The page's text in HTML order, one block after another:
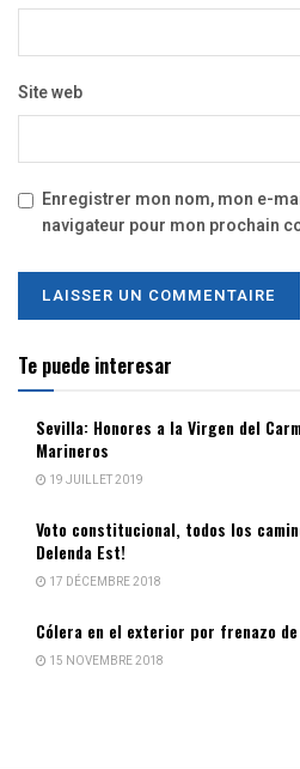
Site web
Enregistrer mon nom, mon e-
navigateur pour mon prochain
Te puede interesar
Sevilla: Honores a la Virgen del
Marineros
19 JUILLET 2019
Voto constitucional, todos los
Delenda Est!
17 DÉCEMBRE 2018
Cólera en el exterior por frenazo
15 NOVEMBRE 2018